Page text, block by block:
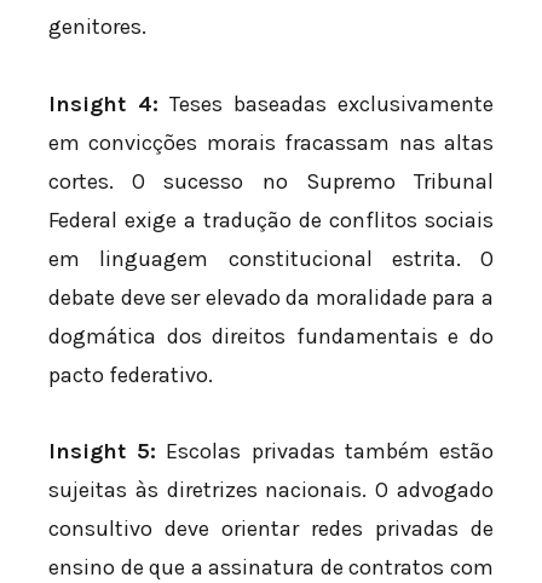
genitores.
Insight 4: Teses baseadas exclusivamente
em convicções morais fracassam nas altas
cortes. O sucesso no Supremo Tribunal
Federal exige a tradução de conflitos sociais
em linguagem constitucional estrita. O
debate deve ser elevado da moralidade para a
dogmática dos direitos fundamentais e do
pacto federativo.
Insight 5: Escolas privadas também estão
sujeitas às diretrizes nacionais. O advogado
consultivo deve orientar redes privadas de
ensino de que a assinatura de contratos com